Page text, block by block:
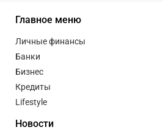
Главное меню
Личные финансы
Банки
Бизнес
Кредиты
Lifestyle
Новости